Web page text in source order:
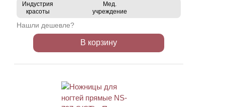
Индустрия
красоты
Мед.
учреждение
Нашли дешевле?
В корзину